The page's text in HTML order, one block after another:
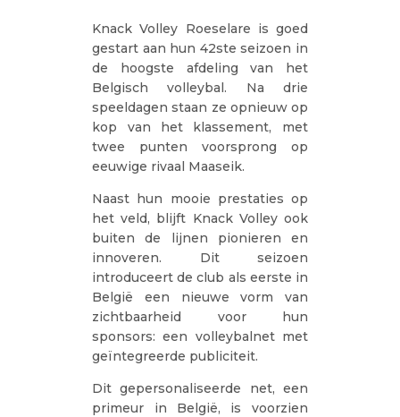
Knack Volley Roeselare is goed
gestart aan hun 42ste seizoen in
de hoogste afdeling van het
Belgisch volleybal. Na drie
speeldagen staan ze opnieuw op
kop van het klassement, met
twee punten voorsprong op
eeuwige rivaal Maaseik.
Naast hun mooie prestaties op
het veld, blijft Knack Volley ook
buiten de lijnen pionieren en
innoveren. Dit seizoen
introduceert de club als eerste in
België een nieuwe vorm van
zichtbaarheid voor hun
sponsors: een volleybalnet met
geïntegreerde publiciteit.
Dit gepersonaliseerde net, een
primeur in België, is voorzien